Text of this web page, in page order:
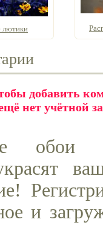
лютики
добавить
нет учётной
и